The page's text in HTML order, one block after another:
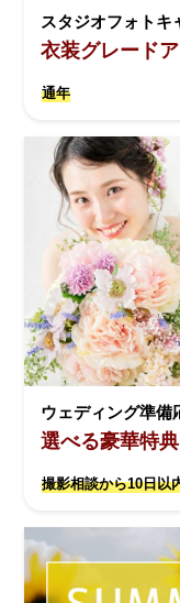
スタジオフォトキ
衣装グレード
通年
ウェディング準備
選べる豪華特
撮影相談から10日以